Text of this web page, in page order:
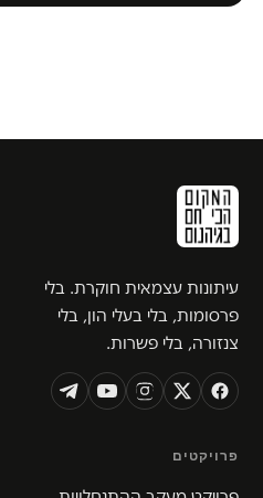
עיתונות עצמאית חוקרת. בלי
פרסומות, בלי בעלי הון, בלי
צנזורה, בלי פשרות.
פרויקטים